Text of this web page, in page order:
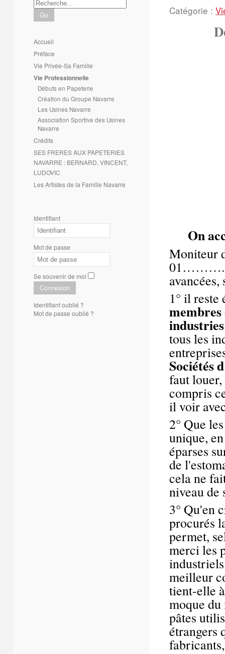
Go
Accueil
Préface
Vie Privée-Sa Famille
Vie Professionnelle
Débuts en Papeterie
Création du Groupe Navarre
Les Usines Navarre
Association Sportive des Usines
Navarre
Crédits
SES FRERES AUX PAPETERIES
NAVARRE : BERNARD, VINCENT,
LUDOVIC
Les Artistes de la Famille Navarre
Identifiant
Mot de passe
Se souvenir de moi
Connexion
Identifiant oublié ?
Mot de passe oublié ?
Catégorie :
On
Moniteur
01……….
1° il
membres
tous les
Sociétés
faut
compris
il voir
2° Que
unique,
éparses
de
cela ne
niveau de
3° Qu'en
procurés
permet,
merci les
meilleur
tient-elle
moque
pâtes
étrangers